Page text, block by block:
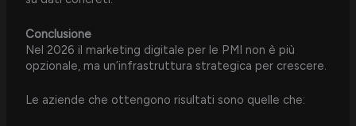
Conclusione
Nel 2026 il marketing digitale per le PMI non è più
opzionale, ma un’infrastruttura strategica per crescere.
Le aziende che ottengono risultati sono quelle che: